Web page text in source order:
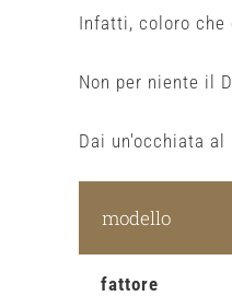
Infatti, coloro che
Non per niente il
Dai un'occhiata
modello
fattore